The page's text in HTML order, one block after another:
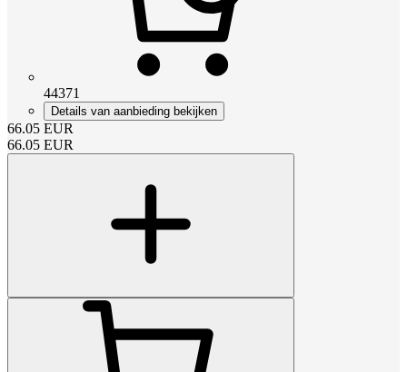
44371
Details van aanbieding bekijken
66.05 EUR
66.05 EUR